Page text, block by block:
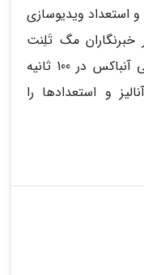
و استعداد ویدیوسازی
خبرنگاران مگ تَلِنت
فعالیت کنید، در مسابقه های هفتگی آنباکس در 100 ثانیه
و استعدادها را